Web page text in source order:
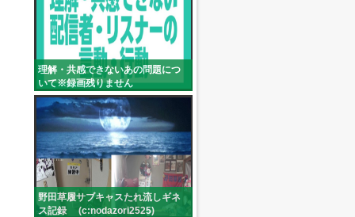
理解・共感できないあの問題につ
いて※録画残りません
(sakito_official)
野田草履サブキャスたれ流しギネ
ス記録 (c:nodazori2525)